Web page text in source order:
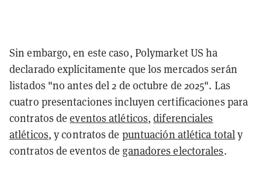
Sin embargo, en este caso, Polymarket US ha
declarado explícitamente que los mercados serán
listados "no antes del 2 de octubre de 2025". Las
cuatro presentaciones incluyen certificaciones para
contratos deeventos atléticos,diferenciales
atléticos, y contratos de puntuación atlética totaly
contratos de eventos de ganadores electorales.